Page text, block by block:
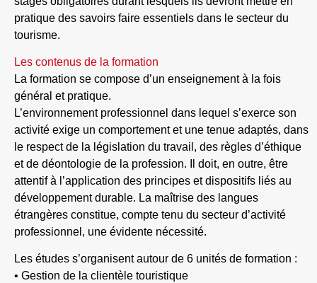
Les contenus de la formation
La formation se compose d’un enseignement à la fois
général et pratique.
L’environnement professionnel dans lequel s’exerce son
activité exige un comportement et une tenue adaptés, dans
le respect de la législation du travail, des règles d’éthique
et de déontologie de la profession. Il doit, en outre, être
attentif à l’application des principes et dispositifs liés au
développement durable. La maîtrise des langues
étrangères constitue, compte tenu du secteur d’activité
professionnel, une évidente nécessité.
Les études s’organisent autour de 6 unités de formation :
• Gestion de la clientèle touristique
pratique des savoirs faire essentiels dans le secteur du
tourisme.